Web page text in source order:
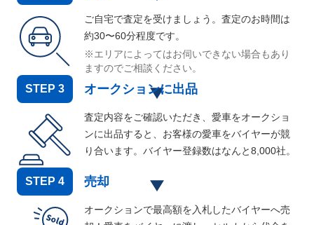
ご自宅で査定を受けましょう。査定のお時間は
約30〜60分程度です。
※エリアによってはお伺いできない場合もあり
ますのでご相談ください。
STEP 3 オークションに出品
査定内容をご確認いただき、愛車をオークショ
ンに出品すると、お客様の愛車をバイヤーが競
り合います。バイヤー登録数はなんと8,000社。
STEP 4 売却
オークションで最高額を入札したバイヤーへ売